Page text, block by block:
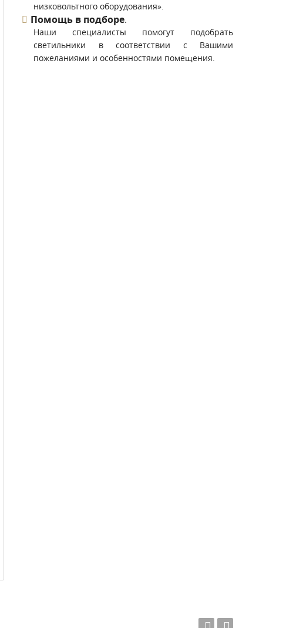
низковольтного оборудования».
Помощь в подборе.
Наши специалисты помогут подобрать
светильники в соответствии с Вашими
пожеланиями и особенностями помещения.